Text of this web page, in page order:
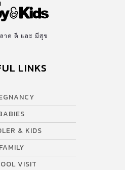
าด ดี และ มีสุข
LINKS
& KIDS
FAMILY
VISIT